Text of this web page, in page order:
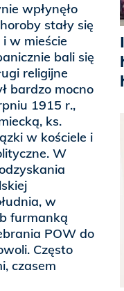
wpłynęło
stały się
w mieście
bali się
religijne
bardzo mocno
1915 r.,
ks.
w kościele i
W
w
furmanką
POW do
Często
czasem